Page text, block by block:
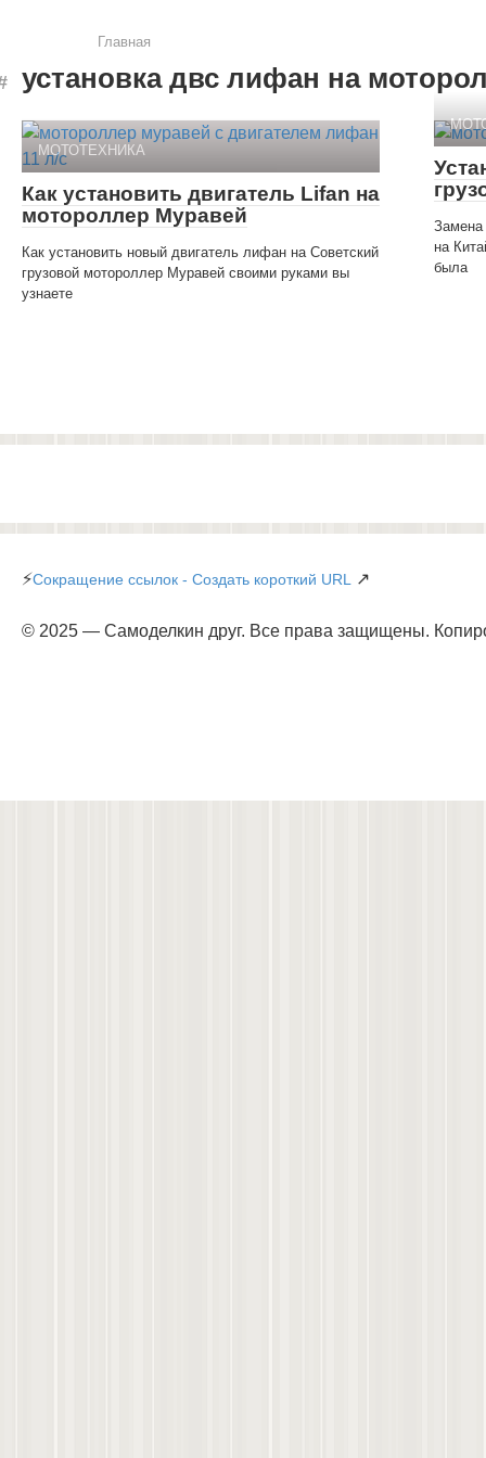
Главная
установка двс лифан на
МОТОТЕХНИКА
Как установить двигатель Lifan на
мотороллер Муравей
Как установить новый двигатель лифан на Советский
грузовой мотороллер Муравей своими руками вы
узнаете
Замена
на
была
⚡Сокращение ссылок - Создать короткий URL ↗
© 2025 — Самоделкин друг. Все права защищены.